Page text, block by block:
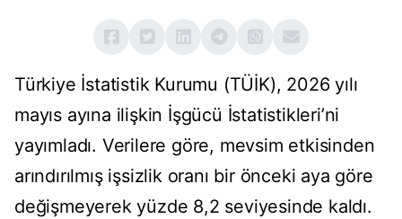
Türkiye İstatistik Kurumu (TÜİK), 2026 yılı
mayıs ayına ilişkin İşgücü İstatistikleri’ni
yayımladı. Verilere göre, mevsim etkisinden
arındırılmış işsizlik oranı bir önceki aya göre
değişmeyerek yüzde 8,2 seviyesinde kaldı.